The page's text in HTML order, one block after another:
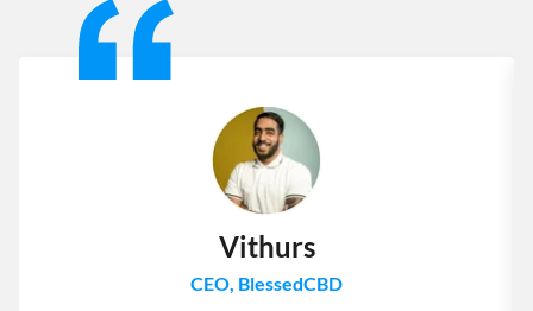
Vithurs
CEO, BlessedCBD